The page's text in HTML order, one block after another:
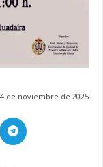
de noviembre de 2025